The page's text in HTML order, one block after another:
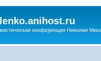
конференция Николая